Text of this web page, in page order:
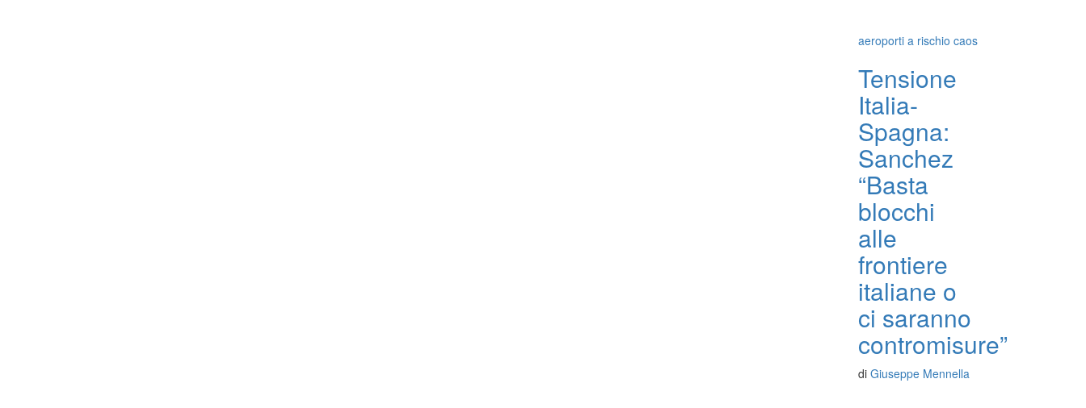
aeroporti a rischio caos
Tensione
Italia-
Spagna:
Sanchez
“Basta
blocchi
alle
frontiere
italiane o
ci saranno
contromisure”
di Giuseppe Mennella